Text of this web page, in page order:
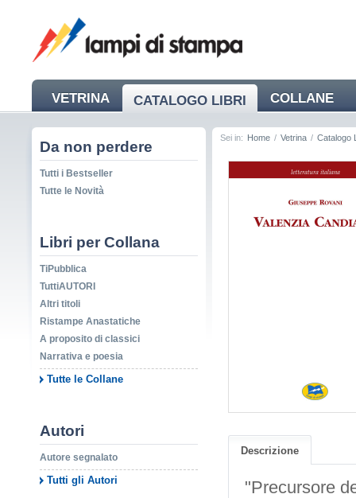
VETRINA CATALOGO LIBRI COLLANE
NEWS
Da non perdere
Tutti i Bestseller
Tutte le Novità
Libri per Collana
TiPubblica
TuttiAUTORI
Altri titoli
Ristampe Anastatiche
A proposito di classici
Narrativa e poesia
Tutte le Collane
Autori
Autore segnalato
Tutti gli Autori
Sei in: Home / Vetrina / Catalogo
Descrizione
"Precursore